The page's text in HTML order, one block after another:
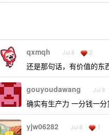
qxmqh Jul 8 2
还是那句话，有价值的东
gouyoudawang Jul 8
确实有生产力 一分钱一分
yjw06282 Jul 8 1